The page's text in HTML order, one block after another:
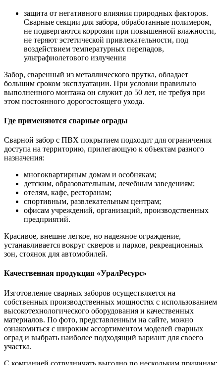
защита от негативного влияния природных факторов.
Сварные секции для забора, обработанные полимером,
не подвергаются коррозии при повышенной влажности,
не теряют эстетической привлекательности, под
воздействием температурных перепадов,
ультрафиолетового излучения
Забор, сваренный из металлического прутка, обладает
большим сроком эксплуатации. При условии правильно
выполненного монтажа он служит до 50 лет, не требуя при
этом постоянного дорогостоящего ухода.
Где применяются сварные ограды
Сварной забор с ПВХ покрытием подходит для ограничения
доступа на территорию, прилегающую к объектам разного
назначения:
многоквартирным домам и особнякам;
детским, образовательным, лечебным заведениям;
отелям, кафе, ресторанам;
спортивным, развлекательным центрам;
офисам учреждений, организаций, производственных
предприятий.
Красивое, внешне легкое, но надежное ограждение,
устанавливается вокруг скверов и парков, рекреационных
зон, стоянок для автомобилей.
Качественная продукция «УралРесурс»
Изготовление сварных заборов осуществляется на
собственных производственных мощностях с использованием
высокотехнологического оборудования и качественных
материалов. По фото, представленным на сайте, можно
ознакомиться с широким ассортиментом моделей сварных
оград и выбрать наиболее подходящий вариант для своего
участка.
С компанией сотрудничать выгодно по нескольким причинам: